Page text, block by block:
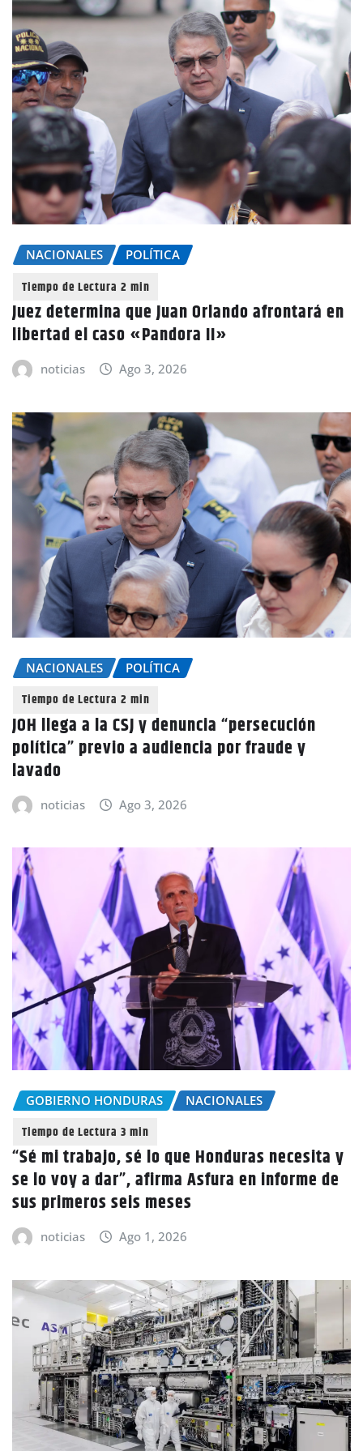
NACIONALES POLÍTICA
Juez determina que Juan Orlando afrontará en
libertad el caso «Pandora II»
noticias Ago 3, 2026
NACIONALES POLÍTICA
JOH llega a la CSJ y denuncia “persecución
política” previo a audiencia por fraude y
lavado
noticias Ago 3, 2026
GOBIERNO HONDURAS NACIONALES
“Sé mi trabajo, sé lo que Honduras necesita y
se lo voy a dar”, afirma Asfura en informe de
sus primeros seis meses
noticias Ago 1, 2026